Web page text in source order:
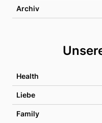
Archiv
Health
Liebe
Family